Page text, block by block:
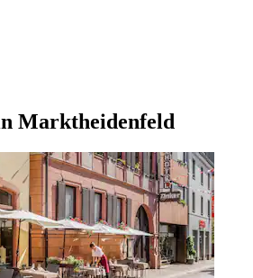
Marktheidenfeld